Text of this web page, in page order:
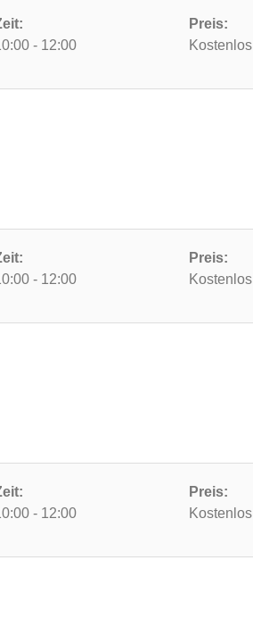
- 12:00
Preis:
Kostenlos
- 12:00
Preis:
Kostenlos
- 12:00
Preis:
Kostenlos